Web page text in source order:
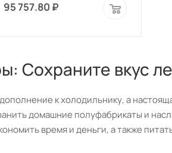
95 757.80 ₽
Сохраните вкус
к холодильнику, а
домашние полуфабрикаты и
время и деньги, а также